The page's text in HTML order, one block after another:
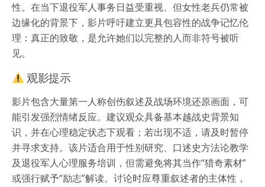
性。在当下退役军人事务日益受重视、但女性老兵仍常被
边缘化的背景下，影片呼吁建立更具包容性的战争记忆伦
理：真正的致敬，是允许她们以完整的人而非符号被听
见。
观影提示
影片包含大量第一人称创伤叙述及战场环境还原画面，可
能引发强烈情绪反应。建议观众具备基本越战史背景知
识，并在心理稳定状态下观看；若出现不适，请及时暂停
并寻求支持。该片适合用于性别研究、口述史方法论教学
及退役军人心理服务培训，但需避免将其当作“猎奇素材”
或强行赋予“励志”解读。讨论时应尊重叙述者的主体性，